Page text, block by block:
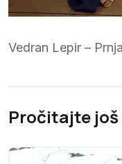
Vedran Lepir –
Pročitajte još